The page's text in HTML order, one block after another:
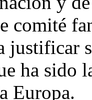
comité
justificar
ha sido
Europa.